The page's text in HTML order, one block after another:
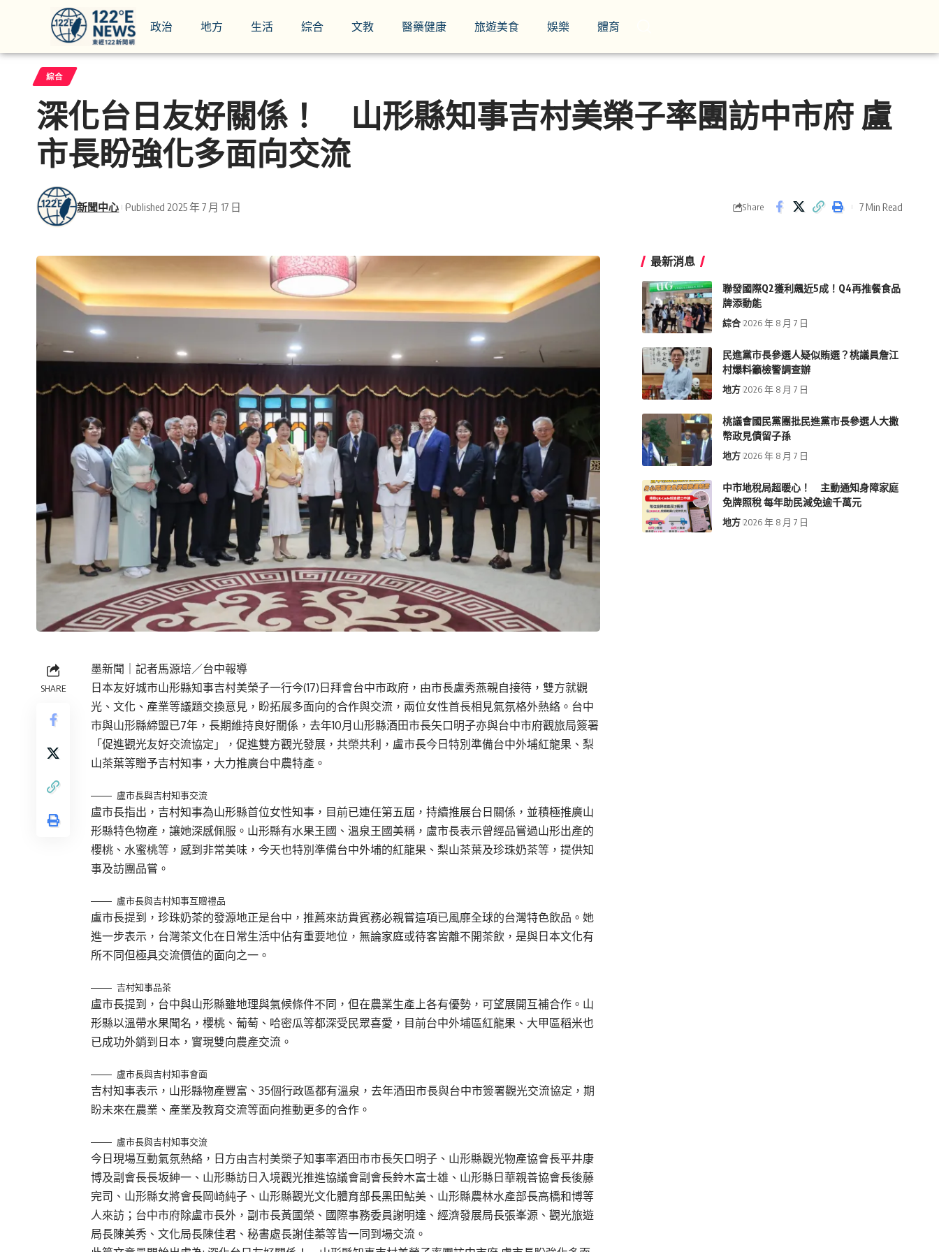
政治 地方 生活 綜合 文教 醫藥健康 旅遊美食 娛樂 體育
綜合
深化台日友好關係！ 山形縣知事吉村美榮子率團訪中市府 盧
市長盼強化多面向交流
新聞中心 Published 2025 年 7 月 17 日 Share 7 Min Read
SHARE
墨新聞 ｜記者馬源培／台中報導
日本友好城市山形縣知事吉村美榮子一行今(17)日拜會台中市政府，由市長盧秀燕親自接待，雙方就觀
光、文化、產業等議題交換意見，盼拓展多面向的合作與交流，兩位女性首長相見氣氛格外熱絡。台中
市與山形縣締盟已7年，長期維持良好關係，去年10月山形縣酒田市長矢口明子亦與台中市府觀旅局簽署
「促進觀光友好交流協定」，促進雙方觀光發展，共榮共利，盧市長今日特別準備台中外埔紅龍果、梨
山茶葉等贈予吉村知事，大力推廣台中農特產。
盧市長與吉村知事交流
盧市長指出，吉村知事為山形縣首位女性知事，目前已連任第五屆，持續推展台日關係，並積極推廣山
形縣特色物產，讓她深感佩服。山形縣有水果王國、溫泉王國美稱，盧市長表示曾經品嘗過山形出產的
櫻桃、水蜜桃等，感到非常美味，今天也特別準備台中外埔的紅龍果、梨山茶葉及珍珠奶茶等，提供知
事及訪團品嘗。
盧市長與吉村知事互贈禮品
盧市長提到，珍珠奶茶的發源地正是台中，推薦來訪貴賓務必親嘗這項已風靡全球的台灣特色飲品。她
進一步表示，台灣茶文化在日常生活中佔有重要地位，無論家庭或待客皆離不開茶飲，是與日本文化有
所不同但極具交流價值的面向之一。
吉村知事品茶
盧市長提到，台中與山形縣雖地理與氣候條件不同，但在農業生產上各有優勢，可望展開互補合作。山
形縣以溫帶水果聞名，櫻桃、葡萄、哈密瓜等都深受民眾喜愛，目前台中外埔區紅龍果、大甲區稻米也
已成功外銷到日本，實現雙向農產交流。
盧市長與吉村知事會面
吉村知事表示，山形縣物產豐富、35個行政區都有溫泉，去年酒田市長與台中市簽署觀光交流協定，期
盼未來在農業、產業及教育交流等面向推動更多的合作。
盧市長與吉村知事交流
今日現場互動氣氛熱絡，日方由吉村美榮子知事率酒田市市長矢口明子、山形縣觀光物產協會長平井康
博及副會長長坂紳一、山形縣訪日入境觀光推進協議會副會長鈴木富士雄、山形縣日華親善協會長後藤
完司、山形縣女將會長岡崎純子、山形縣觀光文化體育部長黑田鮎美、山形縣農林水產部長高橋和博等
人來訪；台中市府除盧市長外，副市長黃國榮、國際事務委員謝明達、經濟發展局長張峯源、觀光旅遊
局長陳美秀、文化局長陳佳君、秘書處長謝佳蓁等皆一同到場交流。
最新消息
聯發國際Q2獲利飆近5成！Q4再推餐食品
牌添動能
綜合 2026 年 8 月 7 日
民進黨市長參選人疑似賄選？桃議員詹江
村爆料籲檢警調查辦
地方 2026 年 8 月 7 日
桃議會國民黨團批民進黨市長參選人大撒
幣政見債留子孫
地方 2026 年 8 月 7 日
中市地稅局超暖心！ 主動通知身障家庭
免牌照稅 每年助民減免逾千萬元
地方 2026 年 8 月 7 日